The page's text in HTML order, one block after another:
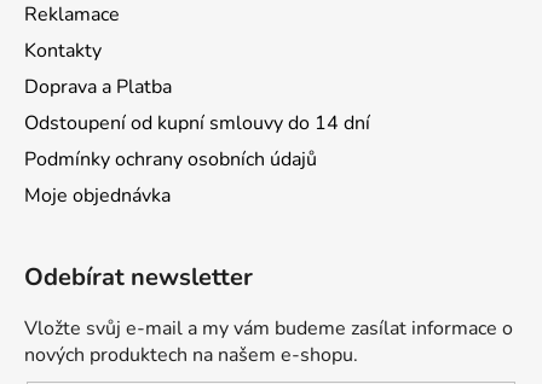
Reklamace
Kontakty
Doprava a Platba
Odstoupení od kupní smlouvy do 14 dní
Podmínky ochrany osobních údajů
Moje objednávka
Odebírat newsletter
Vložte svůj e-mail a my vám budeme zasílat informace o
nových produktech na našem e-shopu.